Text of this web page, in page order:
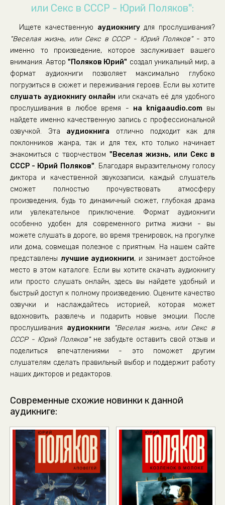
20. Секс сексота
21. План «Зашибись!»
22. Домой!
24. Постель-читальня
25. Антисоветчина, как и было сказано
26. Вдоль оврага
27. Чиполлино
28. Ближе к жизни!
29. Лета господня
30. Чрезвычайка
31. Растущие потребности
32. Индийские изделия
33. Клетка с полоской
34. Где комсомол?
35. Останки века
36. «Рифмы отдыхающего поля»
37. В верхах
38. Витязь на распутье
39. Под бобрик
40. Вольтова дуга
43. Здравствуй, жизнь!
Часть вторая. ОСЕНЬ В КУЩАХ. 44. Вон из Москвы!
45. Верх гостеприимства
46. Бездомная любовь
47. В кущах
48. Женолаз
49. Дар напрасный
или Секс в СССР - Юрий Поляков":
Ищете качественную аудиокнигудля прослушивания?
"Веселая жизнь, или Секс в СССР - Юрий Поляков"- это
именно то произведение, которое заслуживает вашего
внимания. Автор"Поляков Юрий" создал уникальный мир, а
формат аудиокниги позволяет максимально глубоко
погрузиться в сюжет и переживания героев. Если вы хотите
слушать аудиокнигу онлайн или скачать её для удобного
прослушивания в любое время - на knigaaudio.comвы
найдете именно качественную запись с профессиональной
озвучкой. Эта аудиокнига отлично подходит как для
поклонников жанра, так и для тех, кто только начинает
знакомиться с творчеством "Веселая жизнь, или Секс в
СССР - Юрий Поляков". Благодаря выразительному голосу
диктора и качественной звукозаписи, каждый слушатель
сможет полностью прочувствовать атмосферу
произведения, будь то динамичный сюжет, глубокая драма
или увлекательное приключение. Формат аудиокниги
особенно удобен для современного ритма жизни - вы
можете слушать в дороге, во время тренировок, на прогулке
или дома, совмещая полезное с приятным. На нашем сайте
представлены лучшие аудиокниги, и занимает достойное
место в этом каталоге. Если вы хотите скачать аудиокнигу
или просто слушать онлайн, здесь вы найдете удобный и
быстрый доступ к полному произведению. Оцените качество
озвучки и наслаждайтесь историей, которая может
вдохновить, развлечь и подарить новые эмоции. После
прослушивания аудиокниги
"Веселая жизнь, или Секс в
СССР - Юрий Поляков"не забудьте оставить свой отзыв и
поделиться впечатлениями - это поможет другим
слушателям сделать правильный выбор и поддержит работу
наших дикторов и редакторов.
Современные схожие новинки к данной
аудикниге: